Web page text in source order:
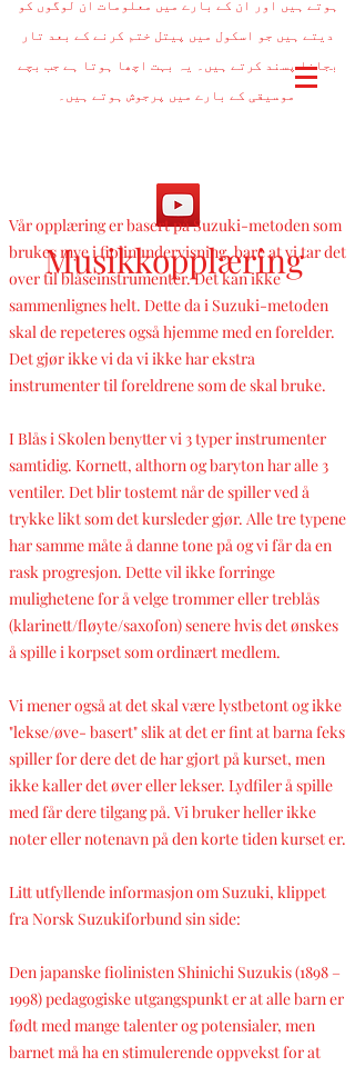
ہوتے ہیں اور ان کے بارے میں معلومات ان لوگوں کو
دیتے ہیں جو اسکول میں پیتل ختم کرنے کے بعد تار
بجانا پسند کرتے ہیں۔ یہ بہت اچھا ہوتا ہے جب بچے
Musikkopplæring
Vår opplæring er basert på Suzuki-metoden som
brukes mye i fiolinundervisning, bare at vi tar det
over til blåseinstrumenter. Det kan ikke
sammenlignes helt. Dette da i Suzuki-metoden
skal de repeteres også hjemme med en forelder.
Det gjør ikke vi da vi ikke har ekstra
instrumenter til foreldrene som de skal bruke.
I Blås i Skolen benytter vi 3 typer instrumenter
samtidig. Kornett, althorn og baryton har alle 3
ventiler. Det blir tostemt når de spiller ved å
trykke likt som det kursleder gjør. Alle tre typene
har samme måte å danne tone på og vi får da en
rask progresjon. Dette vil ikke forringe
mulighetene for å velge trommer eller treblås
(klarinett/fløyte/saxofon) senere hvis det ønskes
å spille i korpset som ordinært medlem.
Vi mener også at det skal være lystbetont og ikke
"lekse/øve- basert" slik at det er fint at barna feks
spiller for dere det de har gjort på kurset, men
ikke kaller det øver eller lekser. Lydfiler å spille
med får dere tilgang på. Vi bruker heller ikke
noter eller notenavn på den korte tiden kurset er.
Litt utfyllende informasjon om Suzuki, klippet
fra Norsk Suzukiforbund sin side:
Den japanske fiolinisten Shinichi Suzukis (1898 –
1998) pedagogiske utgangspunkt er at alle barn er
født med mange talenter og potensialer, men
barnet må ha en stimulerende oppvekst for at